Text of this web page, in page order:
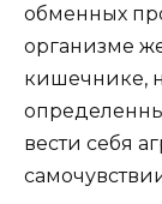
обменных
организме
кишечнике,
вести себя